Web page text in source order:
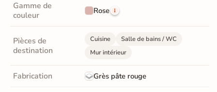
Gamme de
couleur
Rose
Pièces de
destination
Cuisine
Salle de bains / WC
Mur intérieur
Fabrication Grès pâte rouge